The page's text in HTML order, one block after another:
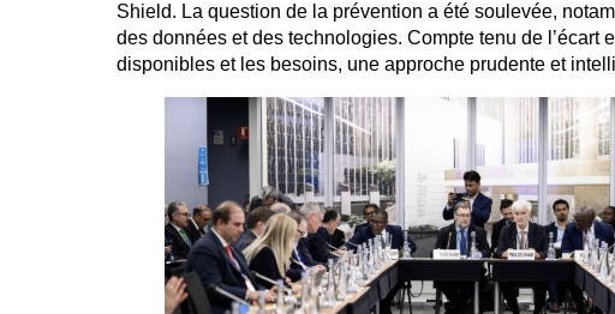
Shield. La question de la prévention a été soulevée,
des données et des technologies. Compte tenu de l’écart
disponibles et les besoins, une approche prudente et